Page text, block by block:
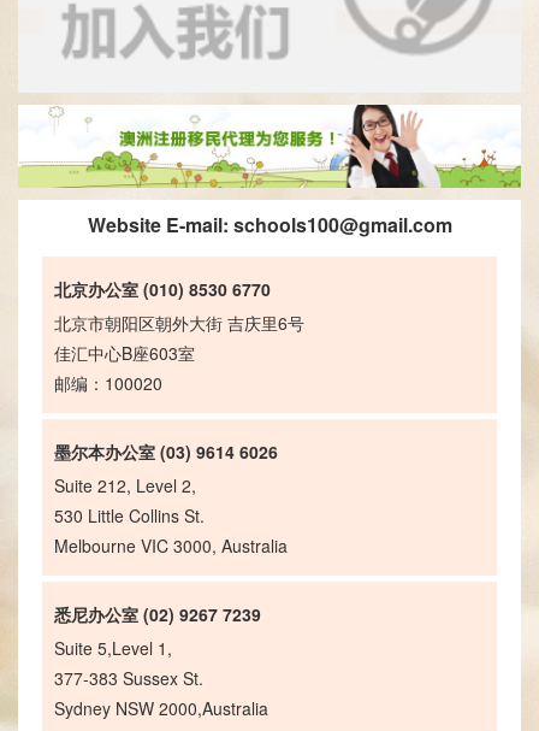
Website E-mail: schools100@gmail.com
北京办公室 (010) 8530 6770
北京市朝阳区朝外大街 吉庆里6号
佳汇中心B座603室
邮编：100020
墨尔本办公室 (03) 9614 6026
Suite 212, Level 2,
530 Little Collins St.
Melbourne VIC 3000, Australia
悉尼办公室 (02) 9267 7239
Suite 5,Level 1,
377-383 Sussex St.
Sydney NSW 2000,Australia